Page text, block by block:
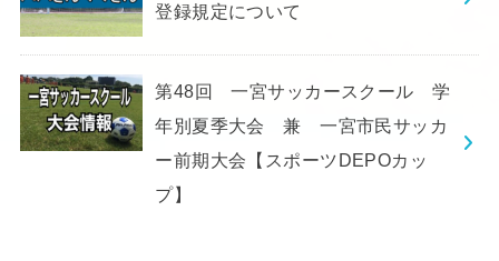
登録規定について
第48回 一宮サッカースクール 学
年別夏季大会 兼 一宮市民サッカ
ー前期大会【スポーツDEPOカッ
プ】